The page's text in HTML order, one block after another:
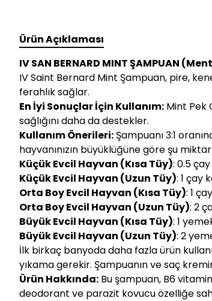
Ürün Açıklaması
IV SAN BERNARD MINT ŞAMPUAN
IV Saint Bernard Mint Şampuan, pire,
ferahlık sağlar.
En İyi Sonuçlar İçin Kullanım: Mint Pek
sağlığını daha da destekler.
Kullanım Önerileri: Şampuanı 3:1
hayvanınızın büyüklüğüne göre şu
Küçük Evcil Hayvan (Kısa Tüy): 0.5 çay
Küçük Evcil Hayvan (Uzun Tüy): 1 çay
Orta Boy Evcil Hayvan (Kısa Tüy): 1
Orta Boy Evcil Hayvan (Uzun Tüy): 2
Büyük Evcil Hayvan (Kısa Tüy): 1
Büyük Evcil Hayvan (Uzun Tüy): 2
İlk birkaç banyoda daha fazla ürün
yıkama gerekir. Şampuanın ve saç
Ürün Hakkında: Bu şampuan, B6
deodorant ve parazit kovucu özelliğe